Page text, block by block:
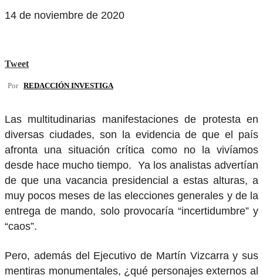
14 de noviembre de 2020
Tweet
Por REDACCIÓN INVESTIGA
Las multitudinarias manifestaciones de protesta en
diversas ciudades, son la evidencia de que el país
afronta una situación crítica como no la vivíamos
desde hace mucho tiempo. Ya los analistas advertían
de que una vacancia presidencial a estas alturas, a
muy pocos meses de las elecciones generales y de la
entrega de mando, solo provocaría “incertidumbre” y
“caos”.
Pero, además del Ejecutivo de Martín Vizcarra y sus
mentiras monumentales, ¿qué personajes externos al